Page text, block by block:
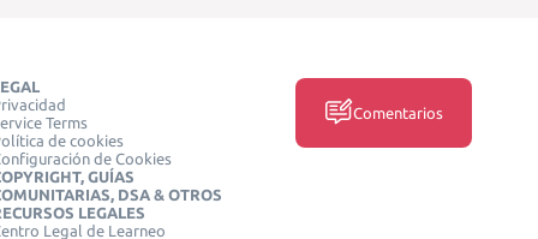
Terms
de cookies
de Cookies
GUÍAS
DSA & OTROS
LEGALES
Legal de Learneo
Comentarios